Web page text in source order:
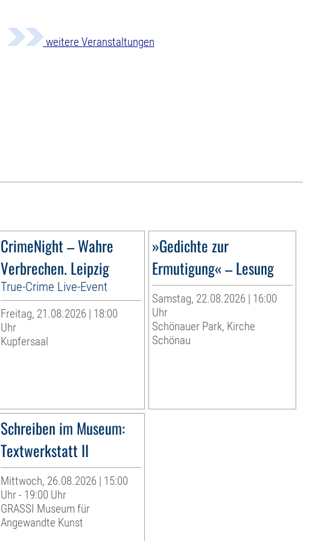
weitere Veranstaltungen
CrimeNight – Wahre
Verbrechen. Leipzig
True-Crime Live-Event
Freitag, 21.08.2026 | 18:00
Uhr
Kupfersaal
»Gedichte zur
Ermutigung« – Lesung
Samstag, 22.08.2026 | 16:00
Uhr
Schönauer Park, Kirche
Schönau
Schreiben im Museum:
Textwerkstatt II
Mittwoch, 26.08.2026 | 15:00
Uhr - 19:00 Uhr
GRASSI Museum für
Angewandte Kunst